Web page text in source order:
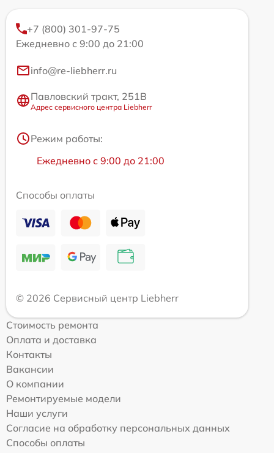
+7 (800) 301-97-75
Ежедневно с 9:00 до 21:00
info@re-liebherr.ru
Павловский тракт, 251В
Адрес сервисного центра Liebherr
Режим работы:
Ежедневно с 9:00 до 21:00
Способы оплаты
© 2026 Сервисный центр Liebherr
Стоимость ремонта
Оплата и доставка
Контакты
Вакансии
О компании
Ремонтируемые модели
Наши услуги
Согласие на обработку персональных данных
Способы оплаты